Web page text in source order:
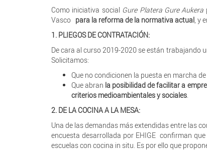
Como iniciativa social Gure Platera Gure Aukera
Vasco para la reforma de la normativa actual, y
1. PLIEGOS DE CONTRATACIÓN:
De cara al curso 2019-2020 se están trabajando
Solicitamos:
Que no condicionen la puesta en marcha
Que abran la posibilidad de facilitar a
criterios medioambientales y sociales.
2. DE LA COCINA A LA MESA:
Una de las demandas más extendidas entre las
encuesta desarrollada por EHIGE confirman
escuelas con cocina in situ. Es por ello que